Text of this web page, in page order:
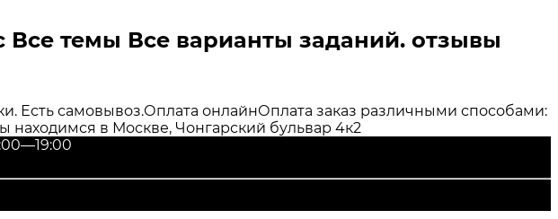
Все темы Все варианты заданий. отзывы
Есть самовывоз.Оплата онлайнОплата заказ различными способами:
находимся в Москве, Чонгарский бульвар 4к2